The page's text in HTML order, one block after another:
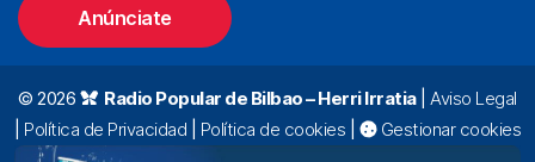
Anúnciate
© 2026 Radio Popular de Bilbao – Herri Irratia| Aviso Legal
Política de Privacidad Política de cookies
Gestionar cookies